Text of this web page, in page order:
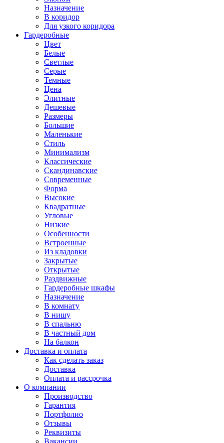
Назначение
В коридор
Для узкого коридора
Гардеробные
Цвет
Белые
Светлые
Серые
Темные
Цена
Элитные
Дешевые
Размеры
Большие
Маленькие
Стиль
Минимализм
Классические
Скандинавские
Современные
Форма
Высокие
Квадратные
Угловые
Низкие
Особенности
Встроенные
Из кладовки
Закрытые
Открытые
Раздвижные
Гардеробные шкафы
Назначение
В комнату
В нишу
В спальню
В частный дом
На балкон
Доставка и оплата
Как сделать заказ
Доставка
Оплата и рассрочка
О компании
Производство
Гарантия
Портфолио
Отзывы
Реквизиты
Вакансии